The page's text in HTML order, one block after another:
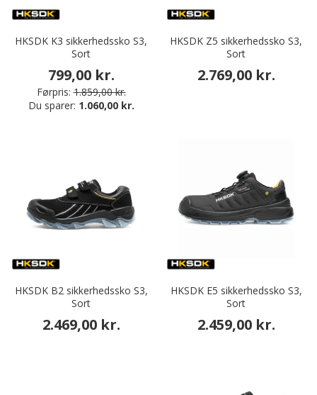
HKSDK K3 sikkerhedssko S3,
Sort
799,00 kr.
Førpris: 1.859,00 kr.
Du sparer: 1.060,00 kr.
HKSDK Z5 sikkerhedssko S3,
Sort
2.769,00 kr.
HKSDK B2 sikkerhedssko S3,
Sort
2.469,00 kr.
HKSDK E5 sikkerhedssko S3,
Sort
2.459,00 kr.